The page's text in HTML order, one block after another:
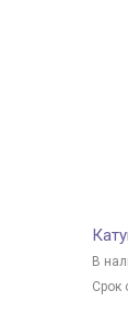
В
Срок